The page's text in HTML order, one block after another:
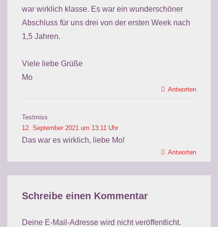
war wirklich klasse. Es war ein wunderschöner
Abschluss für uns drei von der ersten Week nach
1,5 Jahren.
Viele liebe Grüße
Mo
Antworten
Testmiss
12. September 2021 um 13:11 Uhr
Das war es wirklich, liebe Mo!
Antworten
Schreibe einen Kommentar
Deine E-Mail-Adresse wird nicht veröffentlicht.